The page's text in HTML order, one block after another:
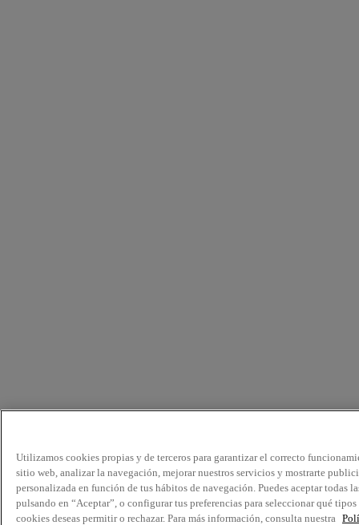
Utilizamos cookies propias y de terceros para garantizar el correcto
sitio web, analizar la navegación, mejorar nuestros servicios y mostrarte
personalizada en función de tus hábitos de navegación. Puedes aceptar todas
pulsando en “Aceptar”, o configurar tus preferencias para seleccionar qué tipos
cookies deseas permitir o rechazar. Para más información, consulta nuestra